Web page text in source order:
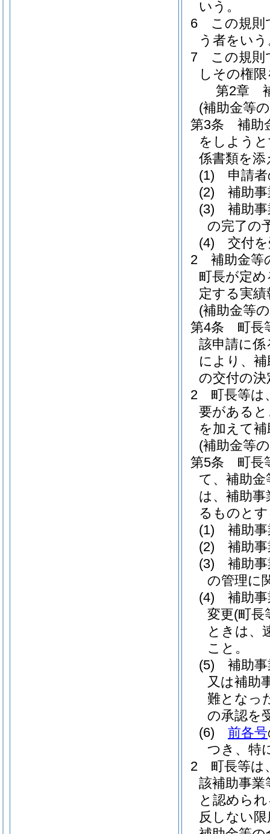
いう。
6
この規則
う者をい
7
この規則
しその権
第2章
(補助金等
第3条
補助
をしよう
係書類を
(1)
申請
(2)
補助
(3)
補助
の完了の
(4)
交付
2
補助金等
町長が定
定する実
(補助金等
第4条
町長
該申請に
により、
の交付の決
2
町長等は
要がある
を加えて
(補助金等
第5条
町長
て、補助
は、補助
るものと
(1)
補助
(2)
補助
(3)
補助
の管理に
(4)
補助
変更(町長
ときは、
こと。
(5)
補助
又は補助
難となっ
の承認を
(6)
前各号
つき、特
2
町長等は
該補助事業
と認めら
反しない